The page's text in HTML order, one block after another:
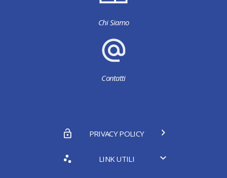
Chi Siamo
Contatti
PRIVACY POLICY
LINK UTILI